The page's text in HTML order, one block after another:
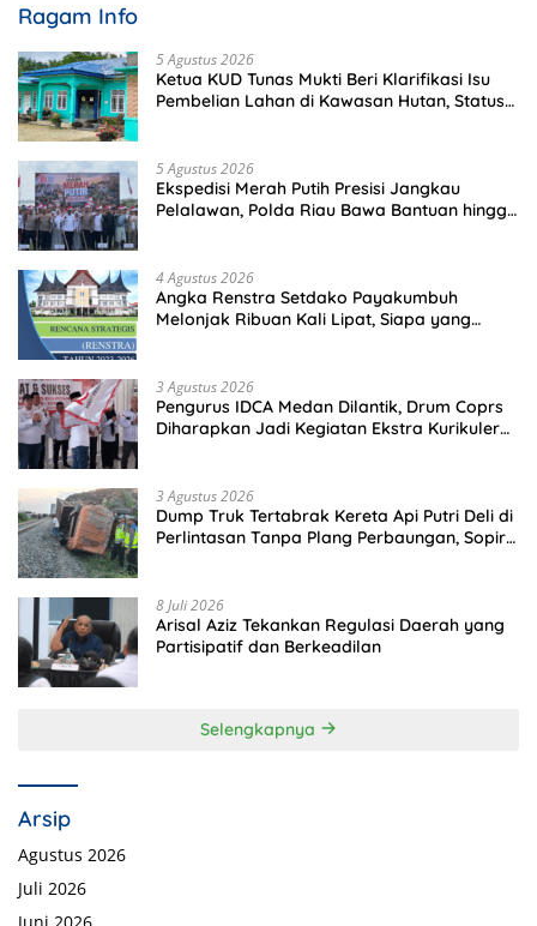
Ragam Info
5 Agustus 2026
Ketua KUD Tunas Mukti Beri Klarifikasi Isu
Pembelian Lahan di Kawasan Hutan, Status
5 Agustus 2026
Ekspedisi Merah Putih Presisi Jangkau
Pelalawan, Polda Riau Bawa Bantuan hingga
4 Agustus 2026
Angka Renstra Setdako Payakumbuh
Melonjak Ribuan Kali Lipat, Siapa yang
3 Agustus 2026
Pengurus IDCA Medan Dilantik, Drum Coprs
Diharapkan Jadi Kegiatan Ekstra Kurikuler
3 Agustus 2026
Dump Truk Tertabrak Kereta Api Putri Deli di
Perlintasan Tanpa Plang Perbaungan, Sopir
8 Juli 2026
Arisal Aziz Tekankan Regulasi Daerah yang
Partisipatif dan Berkeadilan
Selengkapnya
Arsip
Agustus 2026
Juli 2026
Juni 2026